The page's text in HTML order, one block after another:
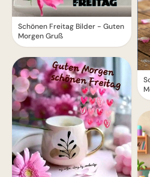
Schönen Freitag Bilder - Guten
Morgen Gruß